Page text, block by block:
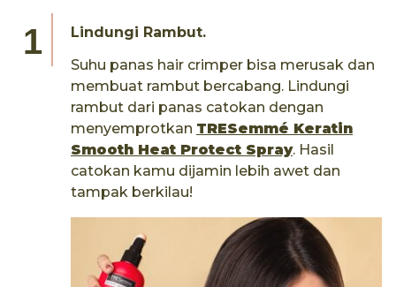
Lindungi Rambut.
Suhu panas hair crimper bisa merusak dan
membuat rambut bercabang. Lindungi
rambut dari panas catokan dengan
menyemprotkan TRESemmé Keratin
Smooth Heat Protect Spray. Hasil
catokan kamu dijamin lebih awet dan
tampak berkilau!